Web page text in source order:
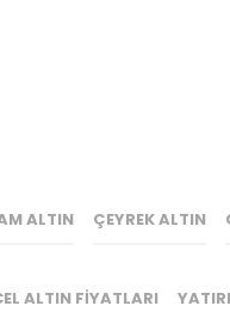
ALTIN ÇEYREK ALTIN
ALTIN FIYATLARI